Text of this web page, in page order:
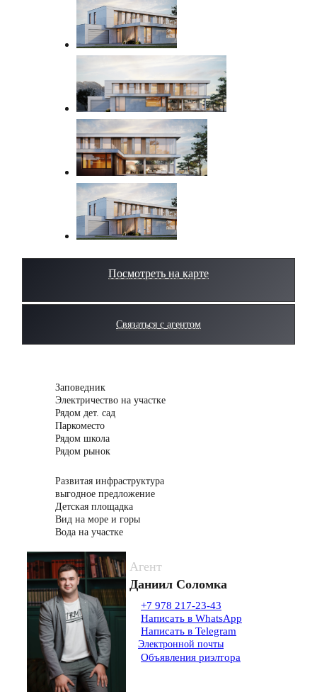
Посмотреть на карте
Связаться с агентом
Заповедник
Электричество на участке
Рядом дет. сад
Паркоместо
Рядом школа
Рядом рынок
Развитая инфраструктура
выгодное предложение
Детская площадка
Вид на море и горы
Вода на участке
Агент
Даниил Соломка
+7 978 217-23-43
Написать в WhatsApp
Написать в Telegram
Электронной почты
Объявления риэлтора